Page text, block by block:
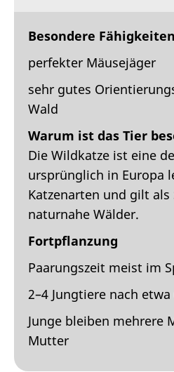
Besondere Fähigkeiten
perfekter Mäusejäger
sehr gutes
Wald
Warum ist das Tier
Die Wildkatze ist eine
ursprünglich in Europa
Katzenarten und gilt
naturnahe Wälder.
Fortpflanzung
Paarungszeit meist im
2–4 Jungtiere nach
Junge bleiben mehrere
Mutter